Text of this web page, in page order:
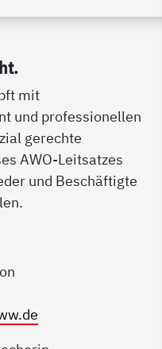
mit
und professionellen
gerechte
AWO-Leitsatzes
und Beschäftigte